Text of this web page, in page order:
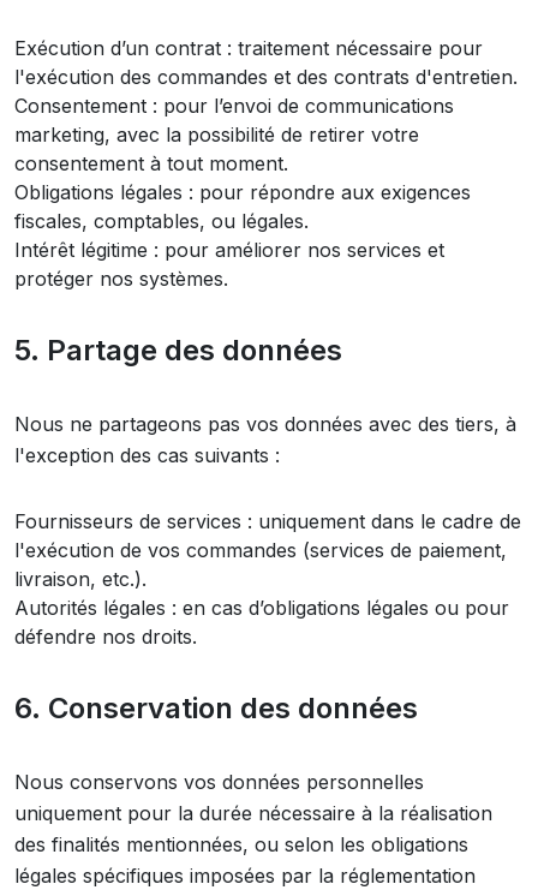
Exécution d’un contrat : traitement nécessaire pour
l'exécution des commandes et des contrats d'entretien.
Consentement : pour l’envoi de communications
marketing, avec la possibilité de retirer votre
consentement à tout moment.
Obligations légales : pour répondre aux exigences
fiscales, comptables, ou légales.
Intérêt légitime : pour améliorer nos services et
protéger nos systèmes.
5. Partage des données
Nous ne partageons pas vos données avec des tiers, à
l'exception des cas suivants :
Fournisseurs de services : uniquement dans le cadre de
l'exécution de vos commandes (services de paiement,
livraison, etc.).
Autorités légales : en cas d’obligations légales ou pour
défendre nos droits.
6. Conservation des données
Nous conservons vos données personnelles
uniquement pour la durée nécessaire à la réalisation
des finalités mentionnées, ou selon les obligations
légales spécifiques imposées par la réglementation